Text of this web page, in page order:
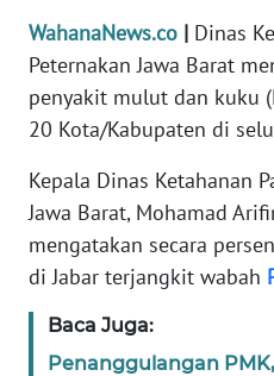
WahanaNews.co | Dinas
Peternakan Jawa Barat
penyakit mulut dan kuku
20 Kota/Kabupaten di
Kepala Dinas Ketahanan
Jawa Barat, Mohamad
mengatakan secara
di Jabar terjangkit wabah
Baca Juga:
Penanggulangan
OPINI
EDITORIAL
Informasi
INDEKS
BERITA
KONTAK
KAMI